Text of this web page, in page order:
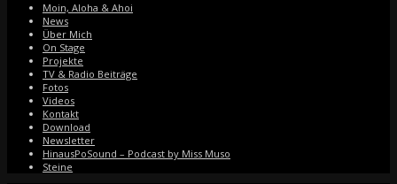
Moin, Aloha & Ahoi
News
Über Mich
On Stage
Projekte
TV & Radio Beiträge
Fotos
Videos
Kontakt
Download
Newsletter
HinausPoSound – Podcast by Miss Muso
Steine